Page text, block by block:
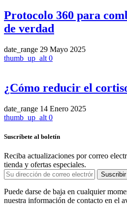
Protocolo 360 para
de verdad
date_range 29 Mayo 2025
thumb_up_alt 0
¿Cómo reducir el
date_range 14 Enero 2025
thumb_up_alt 0
Suscríbete al boletín
Reciba actualizaciones por correo
tienda y ofertas especiales.
Suscribir
Puede darse de baja en cualquier
nuestra información de contacto en el